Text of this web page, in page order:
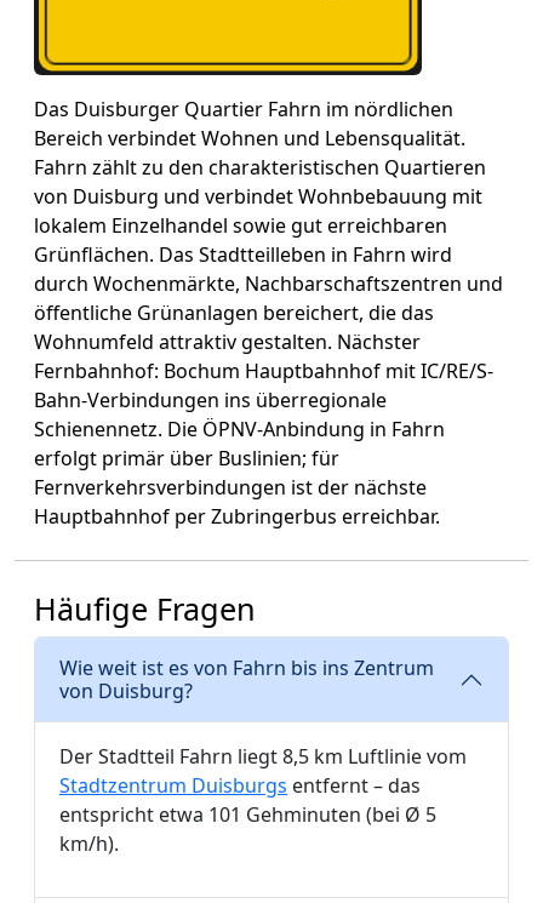
Das Duisburger Quartier Fahrn im nördlichen
Bereich verbindet Wohnen und Lebensqualität.
Fahrn zählt zu den charakteristischen Quartieren
von Duisburg und verbindet Wohnbebauung mit
lokalem Einzelhandel sowie gut erreichbaren
Grünflächen. Das Stadtteilleben in Fahrn wird
durch Wochenmärkte, Nachbarschaftszentren und
öffentliche Grünanlagen bereichert, die das
Wohnumfeld attraktiv gestalten. Nächster
Fernbahnhof: Bochum Hauptbahnhof mit IC/RE/S-
Bahn-Verbindungen ins überregionale
Schienennetz. Die ÖPNV-Anbindung in Fahrn
erfolgt primär über Buslinien; für
Fernverkehrsverbindungen ist der nächste
Hauptbahnhof per Zubringerbus erreichbar.
Häufige Fragen
Wie weit ist es von Fahrn bis ins Zentrum
von Duisburg?
Der Stadtteil Fahrn liegt 8,5 km Luftlinie vom
Stadtzentrum Duisburgs entfernt – das
entspricht etwa 101 Gehminuten (bei Ø 5
km/h).